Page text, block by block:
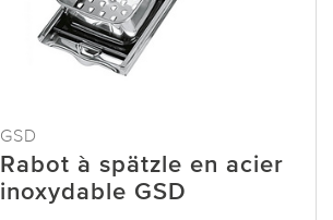
GSD
Rabot à spätzle en acier
inoxydable GSD